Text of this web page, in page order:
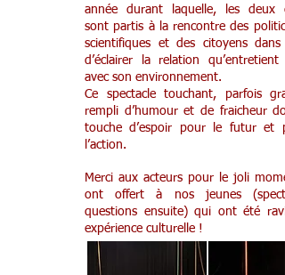
année durant laquelle, les deux
sont partis à la rencontre des
scientifiques et des citoyens dans
d’éclairer la relation qu’entretient
avec son environnement.
Ce spectacle touchant, parfois
rempli d’humour et de fraicheur
touche d’espoir pour le futur et
l’action.
Merci aux acteurs pour le joli
ont offert à nos jeunes
questions ensuite) qui ont été
expérience culturelle !